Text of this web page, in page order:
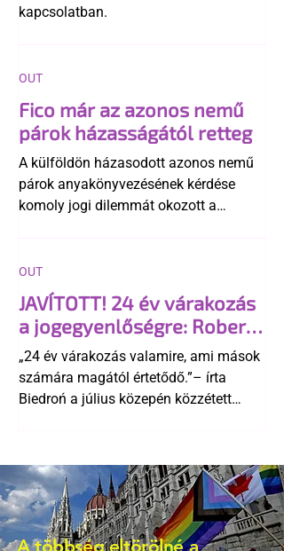
kapcsolatban.
Fico már az azonos nemű
párok házasságától retteg
A külföldön házasodott azonos nemű
párok anyakönyvezésének kérdése
komoly jogi dilemmát okozott a
egyértelműen tiltja a házasságuk
elismerését. Közben az ellenzéken belül
is vita robbant ki arról, hogy vissza
kellene-e vonni a kormány konzervatív
alkotmánymódosítását
OUT
JAVÍTOTT! 24 év várakozás
a jogegyenlőségre: Robert
Biedroń megindító üzenete
a lengyel bejegyzett
élettársi kapcsolatokért
„24 év várakozás valamire, ami mások
számára magától értetődő.”– írta
Biedroń a július közepén közzétett
OUT
A többség eltörölné a